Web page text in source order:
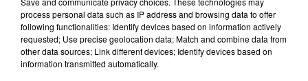
Flash infos
Crédit :Flash infos
podcasts/2022/04/2022-04-12-19-09-
40_Mardi_soir_19h.mp3
process personal data such as IP address and browsing data to offer
following functionalities: Identify devices based on information actively
requested; Use precise geolocation data; Match and combine data from
other data sources; Link different devices; Identify devices based on
information transmitted automatically.